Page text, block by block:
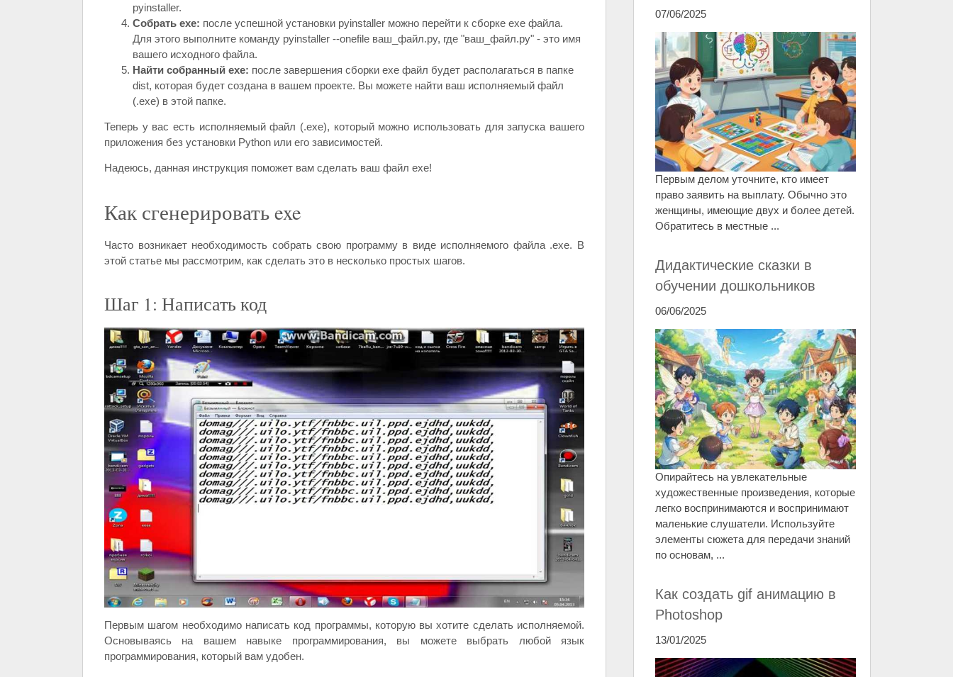
pyinstaller.
Собрать exe: после успешной установки pyinstaller можно перейти к сборке exe файла.
Для этого выполните команду pyinstaller --onefile ваш_файл.py, где "ваш_файл.py" - это имя
вашего исходного файла.
Найти собранный exe: после завершения сборки exe файл будет располагаться в папке
dist, которая будет создана в вашем проекте. Вы можете найти ваш исполняемый файл
(.exe) в этой папке.
Теперь у вас есть исполняемый файл (.exe), который можно использовать для запуска вашего
приложения без установки Python или его зависимостей.
Надеюсь, данная инструкция поможет вам сделать ваш файл exe!
Как сгенерировать exe
Часто возникает необходимость собрать свою программу в виде исполняемого файла .exe. В
этой статье мы рассмотрим, как сделать это в несколько простых шагов.
Шаг 1: Написать код
Первым шагом необходимо написать код программы, которую вы хотите сделать исполняемой.
Основываясь на вашем навыке программирования, вы можете выбрать любой язык
программирования, который вам удобен.
07/06/2025
Первым делом уточните, кто имеет
право заявить на выплату. Обычно это
женщины, имеющие двух и более детей.
Обратитесь в местные ...
Дидактические сказки в
обучении дошкольников
06/06/2025
Опирайтесь на увлекательные
художественные произведения, которые
легко воспринимаются и воспринимают
маленькие слушатели. Используйте
элементы сюжета для передачи знаний
по основам, ...
Как создать gif анимацию в
Photoshop
13/01/2025